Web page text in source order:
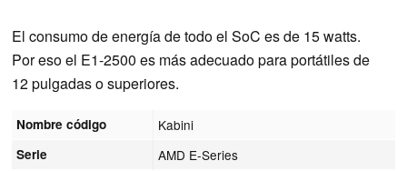
El consumo de energía de todo el SoC es de 15 watts.
Por eso el E1-2500 es más adecuado para portátiles de
12 pulgadas o superiores.
Nombre código Kabini
Serie AMD E-Series